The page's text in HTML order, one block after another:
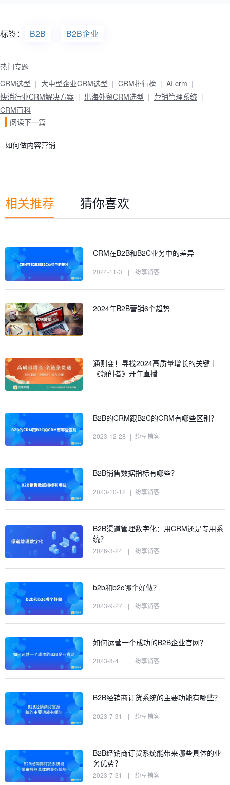
标签： B2B B2B企业
热门专题
CRM选型
大中型企业CRM选型 CRM排行榜
AI crm
快消行业CRM解决方案
出海外贸CRM选型
营销管理系统
CRM百科
阅读下一篇
如何做内容营销
相关推荐 猜你喜欢
CRM在B2B和B2C业务中的差异
2024-11-3 | 纷享销客
2024年B2B营销6个趋势
通则变！寻找2024高质量增长的关键｜
《领创者》开年直播
B2B的CRM跟B2C的CRM有哪些区别？
2023-12-28 | 纷享销客
B2B销售数据指标有哪些？
2023-10-12 | 纷享销客
B2B渠道管理数字化：用CRM还是专用系
统？
2026-3-24 | 纷享销客
b2b和b2c哪个好做？
2023-9-27 | 纷享销客
如何运营一个成功的B2B企业官网？
2023-8-4 | 纷享销客
B2B经销商订货系统的主要功能有哪些？
2023-7-31 | 纷享销客
B2B经销商订货系统能带来哪些具体的业
务优势？
2023-7-31 | 纷享销客